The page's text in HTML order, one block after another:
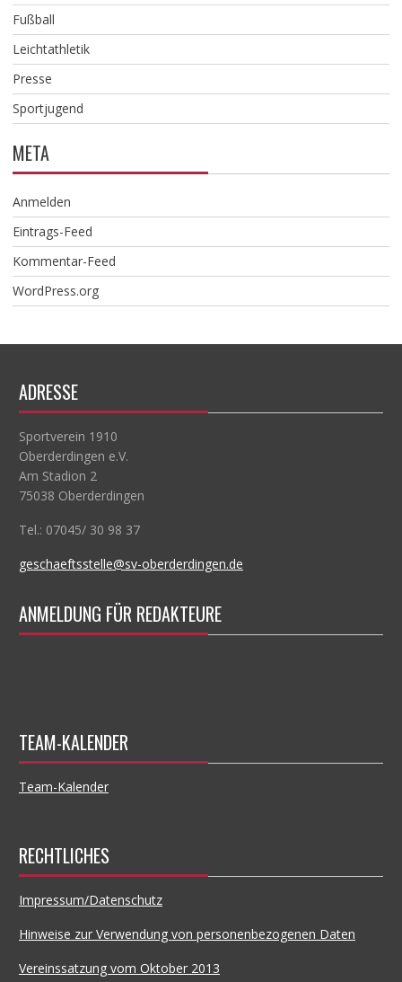
Fußball
Leichtathletik
Presse
Sportjugend
META
Anmelden
Eintrags-Feed
Kommentar-Feed
WordPress.org
ADRESSE
Sportverein 1910
Oberderdingen e.V.
Am Stadion 2
75038 Oberderdingen
Tel.: 07045/ 30 98 37
geschaeftsstelle@sv-oberderdingen.de
ANMELDUNG FÜR REDAKTEURE
TEAM-KALENDER
Team-Kalender
RECHTLICHES
Impressum/Datenschutz
Hinweise zur Verwendung von personenbezogenen Daten
Vereinssatzung vom Oktober 2013